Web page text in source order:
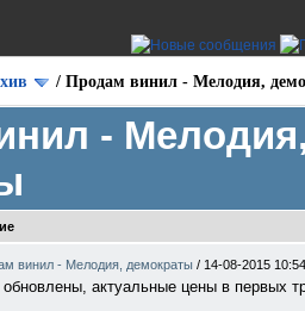
/ Продам винил - Мелодия,
-
винил - Мелодия, демократы / 14-08-2015 10:54
обновлены, актуальные цены в первых